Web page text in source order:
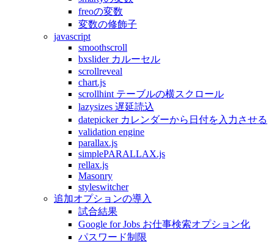
freoの変数
変数の修飾子
javascript
smoothscroll
bxslider カルーセル
scrollreveal
chart.js
scrollhint テーブルの横スクロール
lazysizes 遅延読込
datepicker カレンダーから日付を入力させる
validation engine
parallax.js
simplePARALLAX.js
rellax.js
Masonry
styleswitcher
追加オプションの導入
試合結果
Google for Jobs お仕事検索オプション化
パスワード制限